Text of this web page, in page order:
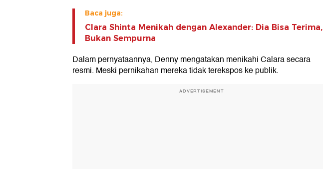
Baca juga:
Clara Shinta Menikah dengan Alexander: Dia Bisa Terima,
Bukan Sempurna
Dalam pernyataannya, Denny mengatakan menikahi Calara secara
resmi. Meski pernikahan mereka tidak terekspos ke publik.
ADVERTISEMENT